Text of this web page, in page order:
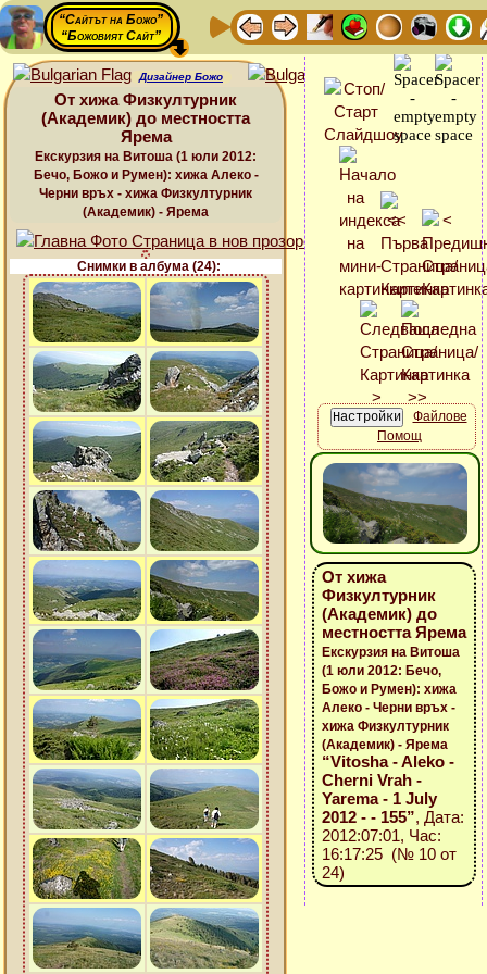
“Сайтът на Божо”
“Божовият Сайт”
Дизайнер Божо
От хижа Физкултурник
(Академик) до местността
Ярема
Екскурзия на Витоша (1 юли 2012:
Бечо, Божо и Румен): хижа Алеко -
Черни връх - хижа Физкултурник
(Академик) - Ярема
Снимки в албума (24):
Файлове
Помощ
От хижа
Физкултурник
(Академик) до
местността Ярема
Екскурзия на Витоша
(1 юли 2012: Бечо,
Божо и Румен): хижа
Алеко - Черни връх -
хижа Физкултурник
(Академик) - Ярема
“Vitosha - Aleko -
Cherni Vrah -
Yarema - 1 July
2012 - - 155”, Дата:
2012:07:01, Час:
16:17:25 (№ 10 от
24)